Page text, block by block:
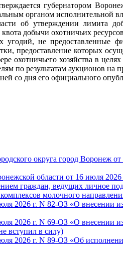
губернатором
органом исполнительной
об утверждении лимита
добычи охотничьих
угодий, не предоставленные
предоставление которых
охотничьего хозяйства в
по результатам аукционов на
со дня его официального
округа город Воронеж
области от 16 июля
граждан, ведущих личное
молочного
2026 г. N 82-ОЗ «О внесении
2026 г. N 69-ОЗ «О внесении
вступил в силу)
2026 г. N 89-ОЗ «Об